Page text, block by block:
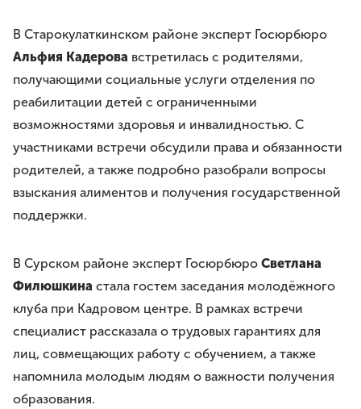
В Старокулаткинском районе эксперт Госюрбюро
Альфия Кадерова встретилась с родителями,
получающими социальные услуги отделения по
реабилитации детей с ограниченными
возможностями здоровья и инвалидностью. С
участниками встречи обсудили права и обязанности
родителей, а также подробно разобрали вопросы
взыскания алиментов и получения государственной
поддержки.
В Сурском районе эксперт Госюрбюро Светлана
Филюшкина стала гостем заседания молодёжного
клуба при Кадровом центре. В рамках встречи
специалист рассказала о трудовых гарантиях для
лиц, совмещающих работу с обучением, а также
напомнила молодым людям о важности получения
образования.